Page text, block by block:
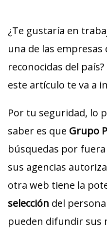
¿Te gustaría en
una de las empresas
reconocidas del
este artículo te va a
Por tu seguridad, lo
saber es que Grupo
búsquedas por
sus agencias
otra web tiene la
selección del
pueden difundir sus